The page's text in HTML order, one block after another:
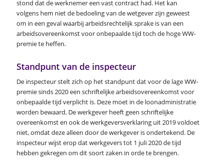
stond dat de werknemer een vast contract had. Het kan
volgens hem niet de bedoeling van de wetgever zijn geweest
om in een geval waarbij arbeidsrechtelijk sprake is van een
arbeidsovereenkomst voor onbepaalde tijd toch de hoge WW-
premie te heffen.
Standpunt van de inspecteur
De inspecteur stelt zich op het standpunt dat voor de lage WW-
premie sinds 2020 een schriftelijke arbeidsovereenkomst voor
onbepaalde tijd verplicht is. Deze moet in de loonadministratie
worden bewaard. De werkgever heeft geen schriftelijke
overeenkomst en ook de werkgeversverklaring uit 2019 voldoet
niet, omdat deze alleen door de werkgever is ondertekend. De
inspecteur wijst erop dat werkgevers tot 1 juli 2020 de tijd
hebben gekregen om dit soort zaken in orde te brengen.